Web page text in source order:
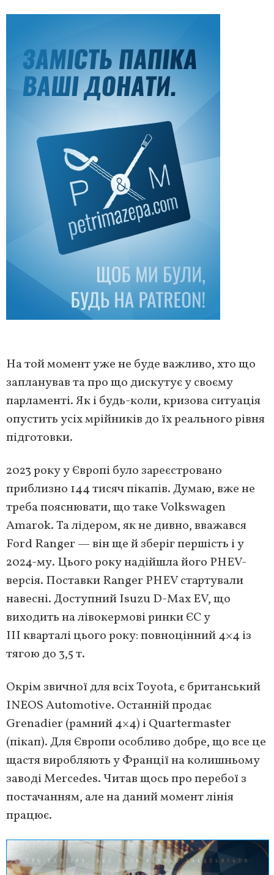
На той момент уже не буде важливо, хто що
запланував та про що дискутує у своєму
парламенті. Як і будь-коли, кризова ситуація
опустить усіх мрійників до їх реального рівня
підготовки.
2023 року у Європі було зареєстровано
приблизно 144 тисяч пікапів. Думаю, вже не
треба пояснювати, що таке Volkswagen
Amarok. Та лідером, як не дивно, вважався
Ford Ranger — він ще й зберіг першість і у
2024-му. Цього року надійшла його PHEV-
версія. Поставки Ranger PHEV стартували
навесні. Доступний Isuzu D-Max EV, що
виходить на лівокермові ринки ЄС у
III кварталі цього року: повноцінний 4×4 із
тягою до 3,5 т.
Окрім звичної для всіх Toyota, є британський
INEOS Automotive. Останній продає
Grenadier (рамний 4×4) і Quartermaster
(пікап). Для Європи особливо добре, що все це
щастя виробляють у Франції на колишньому
заводі Mercedes. Читав щось про перебої з
постачанням, але на даний момент лінія
працює.